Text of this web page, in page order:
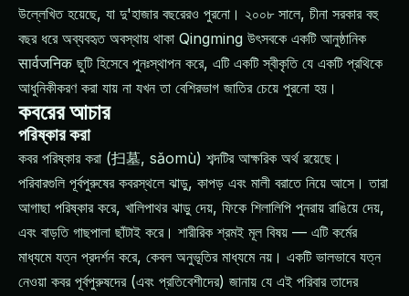
উল্লেখিত হয়েছে, যা দু'হাজার বছরেরও পুরনো। ২০০৮ সালে, চীনা সরকার বহু
বছর ধরে অব্যবহৃত অবস্থায় থাকা Qingming উৎসবকে একটি আনুষ্ঠানিক
सार्वजनिक ছুটি হিসেবে পুনঃস্থাপন করে, এটি একটি স্বীকৃতি যে একটি প্রথিকে
আধুনিকীকরণ করা যায় না যখন তা বেশিরভাগ জাতির চেয়ে পুরনো হয়।
কবরের আচার
পরিষ্কার করা
কবর পরিষ্কার করা (扫墓, sǎomù) শব্দটির আক্ষরিক অর্থ রয়েছে।
পরিবারগুলি পূর্বপুরুষের কবরস্থলে ঝাড়ু, কাপড় এবং মালী বরাতে নিয়ে আসে। তারা
আগাছা পরিষ্কার করে, খালিপাথর ঝাড়ু দেয়, ফিকে শিলালিপি পুনরায় রাঙিয়ে দেয়,
এবং বাড়তি গাছপালা ছাঁটাই করে। শারীরিক শ্রমই মূল বিষয় — এটি কর্মের
মাধ্যমে যত্ন প্রদর্শন করে, কেবল অনুভূতির মাধ্যমে নয়। একটি ভালভাবে যত্ন
নেওয়া কবর পূর্বপুরুষদের (এবং প্রতিবেশীদের) জানায় যে এই পরিবার তাদের